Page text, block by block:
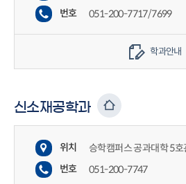
번호
051-200-7717/7699
학과안내
신소재공학과
위치
승학캠퍼스 공과대학 5
번호
051-200-7747